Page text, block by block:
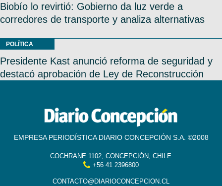
Biobío lo revirtió: Gobierno da luz verde a
corredores de transporte y analiza alternativas
POLÍTICA
Presidente Kast anunció reforma de seguridad y
destacó aprobación de Ley de Reconstrucción
EMPRESA PERIODÍSTICA DIARIO CONCEPCIÓN S.A. ©2008
COCHRANE 1102, CONCEPCIÓN, CHILE
+56 41 2396800
CONTACTO@DIARIOCONCEPCION.CL